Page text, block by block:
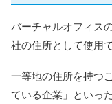
バーチャルオフィス
社の住所として使用
一等地の住所を持つ
ている企業」といっ